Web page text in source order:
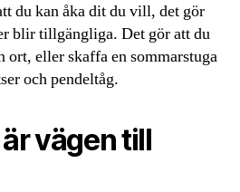
du kan åka dit du vill, det gör
blir tillgängliga. Det gör att du
ort, eller skaffa en sommarstuga
och pendeltåg.
vägen till